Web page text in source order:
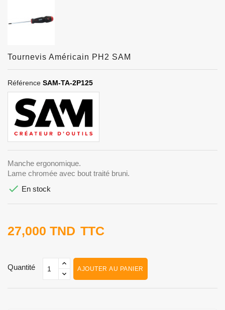
Tournevis Américain PH2 SAM
Référence SAM-TA-2P125
Manche ergonomique.
Lame chromée avec bout traité bruni.
 En stock
27,000 TND TTC
Quantité AJOUTER AU PANIER